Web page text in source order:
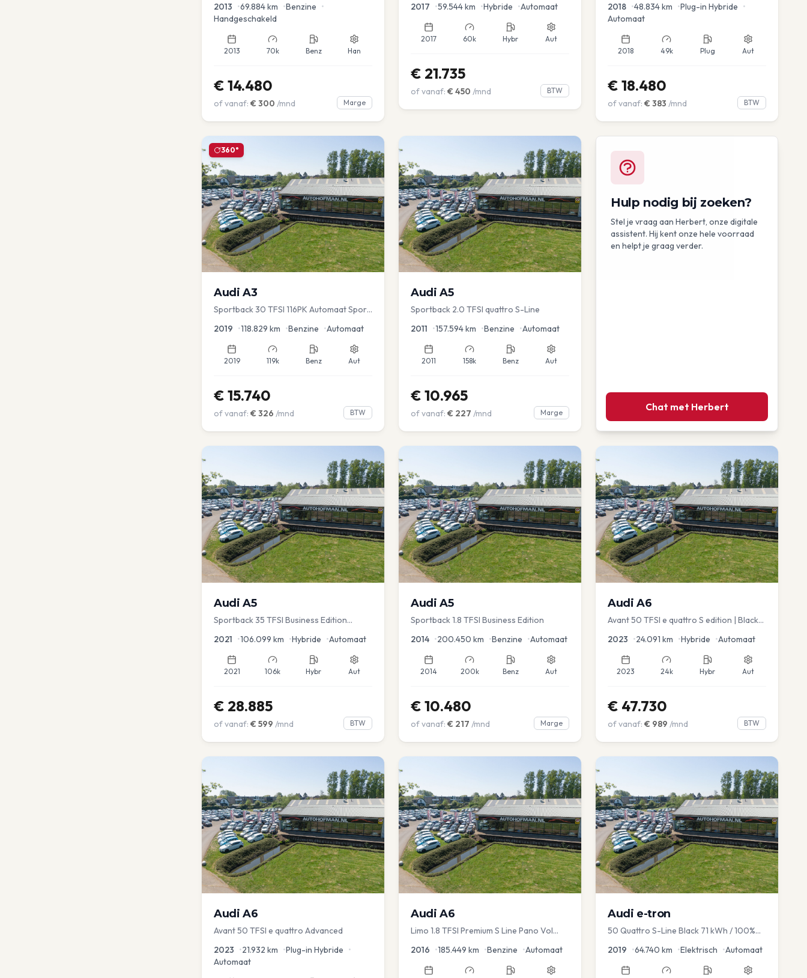
2013 •69.884km •Benzine •
Handgeschakeld
2013 70k Benz Han
€ 14.480
of vanaf: € 300 /mnd Marge
2017 •59.544km •Hybride •Automaat
2017 60k Hybr Aut
€ 21.735
of vanaf: € 450 /mnd BTW
2018 •48.834km •Plug-in Hybride •
Automaat
2018 49k Plug Aut
€ 18.480
of vanaf: € 383 /mnd BTW
360°
Audi A3
Sportback 30 TFSI 116PK Automaat Sport
2019 •118.829 km •Benzine •Automaat
2019 119k Benz Aut
€ 15.740
of vanaf: € 326 /mnd BTW
Audi A5
Sportback 2.0 TFSI quattro S-Line
2011 •157.594km •Benzine •Automaat
2011 158k Benz Aut
€ 10.965
of vanaf: € 227 /mnd Marge
Hulp nodig bij zoeken?
Stel je vraag aan Herbert, onze digitale
assistent. Hij kent onze hele voorraad
en helpt je graag verder.
Chat met Herbert
Audi A5
Sportback 35 TFSI Business Edition
2021 •106.099 km •Hybride •Automaat
2021 106k Hybr Aut
€ 28.885
of vanaf: € 599 /mnd BTW
Audi A5
Sportback 1.8 TFSI Business Edition
2014 •200.450 km •Benzine •Automaat
2014 200k Benz Aut
€ 10.480
of vanaf: € 217 /mnd Marge
Audi A6
Avant 50 TFSI e quattro S edition | Black
Virtual
2023 •24.091 km •Hybride •Automaat
2023 24k Hybr Aut
€ 47.730
of vanaf: € 989 /mnd BTW
Audi A6
Avant 50 TFSI e quattro Advanced
2023 •21.932 km •Plug-in Hybride •
Automaat
Audi A6
Limo 1.8 TFSI Premium S Line Pano Vol
aKlep
2016 •185.449 km •Benzine •Automaat
Audi e-tron
50 Quattro S-Line Black 71 kWh / 100%
2019 •64.740 km •Elektrisch •Automaat